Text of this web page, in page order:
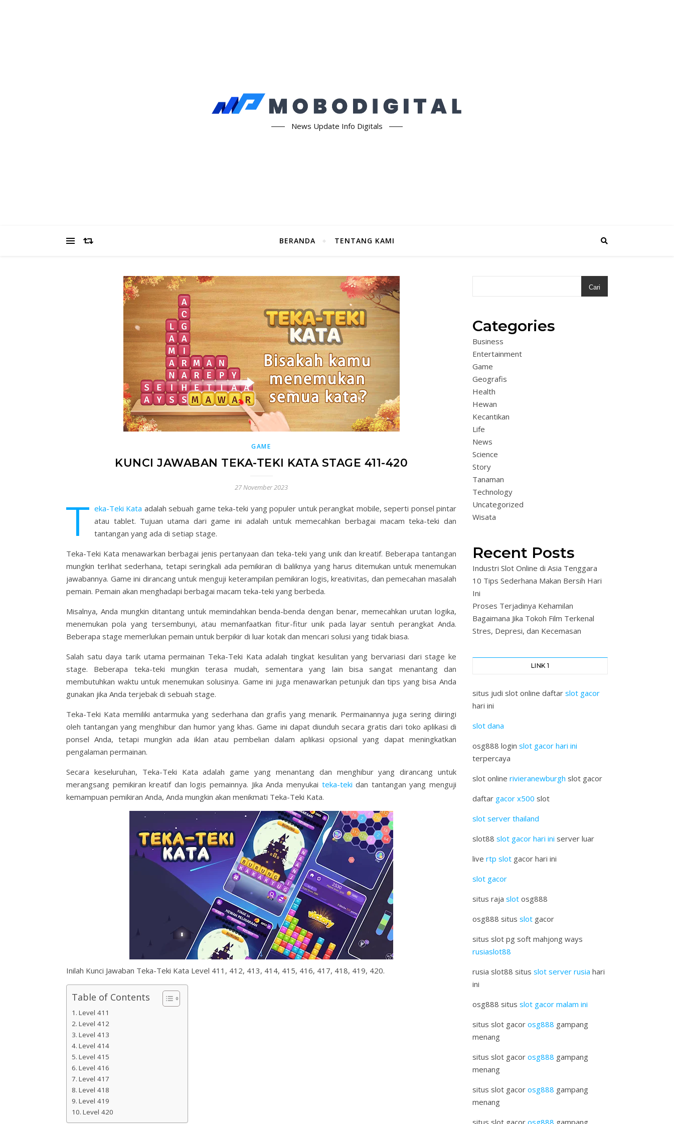
News Update Info Digitals
BERANDA TENTANG KAMI
GAME
KUNCI JAWABAN TEKA-TEKI KATA STAGE 411-420
27 November 2023
T eka-Teki Kata adalah sebuah game teka-teki yang populer untuk perangkat mobile, seperti ponsel pintar
atau tablet. Tujuan utama dari game ini adalah untuk memecahkan berbagai macam teka-teki dan
tantangan yang ada di setiap stage.
Teka-Teki Kata menawarkan berbagai jenis pertanyaan dan teka-teki yang unik dan kreatif. Beberapa tantangan
mungkin terlihat sederhana, tetapi seringkali ada pemikiran di baliknya yang harus ditemukan untuk menemukan
jawabannya. Game ini dirancang untuk menguji keterampilan pemikiran logis, kreativitas, dan pemecahan masalah
pemain. Pemain akan menghadapi berbagai macam teka-teki yang berbeda.
Misalnya, Anda mungkin ditantang untuk memindahkan benda-benda dengan benar, memecahkan urutan logika,
menemukan pola yang tersembunyi, atau memanfaatkan fitur-fitur unik pada layar sentuh perangkat Anda.
Beberapa stage memerlukan pemain untuk berpikir di luar kotak dan mencari solusi yang tidak biasa.
Salah satu daya tarik utama permainan Teka-Teki Kata adalah tingkat kesulitan yang bervariasi dari stage ke
stage. Beberapa teka-teki mungkin terasa mudah, sementara yang lain bisa sangat menantang dan
membutuhkan waktu untuk menemukan solusinya. Game ini juga menawarkan petunjuk dan tips yang bisa Anda
gunakan jika Anda terjebak di sebuah stage.
Teka-Teki Kata memiliki antarmuka yang sederhana dan grafis yang menarik. Permainannya juga sering diiringi
oleh tantangan yang menghibur dan humor yang khas. Game ini dapat diunduh secara gratis dari toko aplikasi di
ponsel Anda, tetapi mungkin ada iklan atau pembelian dalam aplikasi opsional yang dapat meningkatkan
pengalaman permainan.
Secara keseluruhan, Teka-Teki Kata adalah game yang menantang dan menghibur yang dirancang untuk
merangsang pemikiran kreatif dan logis pemainnya. Jika Anda menyukai teka-teki dan tantangan yang menguji
kemampuan pemikiran Anda, Anda mungkin akan menikmati Teka-Teki Kata.
Inilah Kunci Jawaban Teka-Teki Kata Level 411, 412, 413, 414, 415, 416, 417, 418, 419, 420.
Table of Contents
Level 411
Level 412
Level 413
Level 414
Level 415
Level 416
Level 417
Level 418
Level 419
Level 420
Cari
Categories
Business
Entertainment
Game
Geografis
Health
Hewan
Kecantikan
Life
News
Science
Story
Tanaman
Technology
Uncategorized
Wisata
Recent Posts
Industri Slot Online di Asia Tenggara
10 Tips Sederhana Makan Bersih Hari
Ini
Proses Terjadinya Kehamilan
Bagaimana Jika Tokoh Film Terkenal
Stres, Depresi, dan Kecemasan
LINK 1
situs judi slot online daftar slot gacor
hari ini
slot dana
osg888 login slot gacor hari ini
terpercaya
slot online rivieranewburgh slot gacor
daftar gacor x500 slot
slot server thailand
slot88 slot gacor hari ini server luar
live rtp slot gacor hari ini
slot gacor
situs raja slot osg888
osg888 situs slot gacor
situs slot pg soft mahjong ways
rusiaslot88
rusia slot88 situs slot server rusia hari
ini
osg888 situs slot gacor malam ini
situs slot gacor osg888 gampang
menang
situs slot gacor osg888 gampang
menang
situs slot gacor osg888 gampang
menang
situs slot gacor osg888 gampang